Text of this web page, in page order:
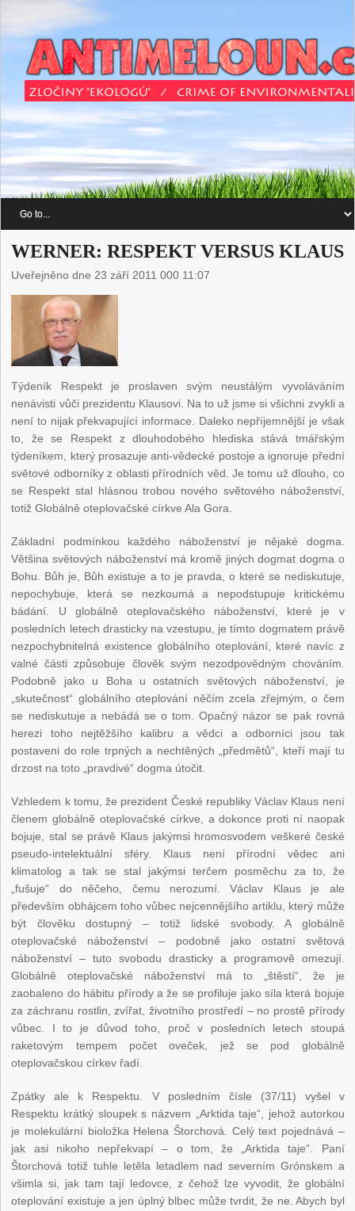
WERNER: RESPEKT VERSUS KLAUS
Uveřejněno dne 23 září 2011 000 11:07
Týdeník Respekt je proslaven svým neustálým vyvoláváním
nenávisti vůči prezidentu Klausovi. Na to už jsme si všichni zvykli a
není to nijak překvapující informace. Daleko nepříjemnější je však
to, že se Respekt z dlouhodobého hlediska stává tmářským
týdeníkem, který prosazuje anti-vědecké postoje a ignoruje přední
světové odborníky z oblasti přírodních věd. Je tomu už dlouho, co
se Respekt stal hlásnou trobou nového světového náboženství,
totiž Globálně oteplovačské církve Ala Gora.
Základní podmínkou každého náboženství je nějaké dogma.
Většina světových náboženství má kromě jiných dogmat dogma o
Bohu. Bůh je, Bůh existuje a to je pravda, o které se nediskutuje,
nepochybuje, která se nezkoumá a nepodstupuje kritickému
bádání. U globálně oteplovačského náboženství, které je v
posledních letech drasticky na vzestupu, je tímto dogmatem právě
nezpochybnitelná existence globálního oteplování, které navíc z
valné části způsobuje člověk svým nezodpovědným chováním.
Podobně jako u Boha u ostatních světových náboženství, je
„skutečnost“ globálního oteplování něčím zcela zřejmým, o čem
se nediskutuje a nebádá se o tom. Opačný názor se pak rovná
herezi toho nejtěžšího kalibru a vědci a odborníci jsou tak
postaveni do role trpných a nechtěných „předmětů“, kteří mají tu
drzost na toto „pravdivé“ dogma útočit.
Vzhledem k tomu, že prezident České republiky Václav Klaus není
členem globálně oteplovačské církve, a dokonce proti ní naopak
bojuje, stal se právě Klaus jakýmsi hromosvodem veškeré české
pseudo-intelektuální sféry. Klaus není přírodní vědec ani
klimatolog a tak se stal jakýmsi terčem posměchu za to, že
„fušuje“ do něčeho, čemu nerozumí. Václav Klaus je ale
především obhájcem toho vůbec nejcennějšího artiklu, který může
být člověku dostupný – totiž lidské svobody. A globálně
oteplovačské náboženství – podobně jako ostatní světová
náboženství – tuto svobodu drasticky a programově omezují.
Globálně oteplovačské náboženství má to „štěstí“, že je
zaobaleno do hábitu přírody a že se profiluje jako síla která bojuje
za záchranu rostlin, zvířat, životního prostředí – no prostě přírody
vůbec. I to je důvod toho, proč v posledních letech stoupá
raketovým tempem počet oveček, jež se pod globálně
oteplovačskou církev řadí.
Zpátky ale k Respektu. V posledním čísle (37/11) vyšel v
Respektu krátký sloupek s názvem „Arktida taje“, jehož autorkou
je molekulární bioložka Helena Štorchová. Celý text pojednává –
jak asi nikoho nepřekvapí – o tom, že „Arktida taje“. Paní
Štorchová totiž tuhle letěla letadlem nad severním Grónskem a
všimla si, jak tam tají ledovce, z čehož lze vyvodit, že globální
oteplování existuje a jen úplný blbec může tvrdit, že ne. Abych byl